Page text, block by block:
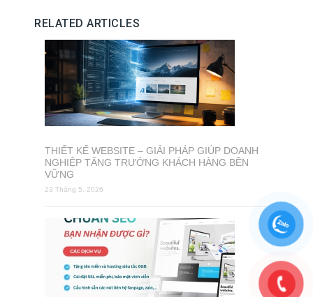
RELATED ARTICLES
THIẾT KẾ WEBSITE – GIẢI PHÁP GIÚP DOANH
NGHIỆP TĂNG TRƯỞNG KHÁCH HÀNG BỀN
VỮNG
23 Tháng 5, 2026